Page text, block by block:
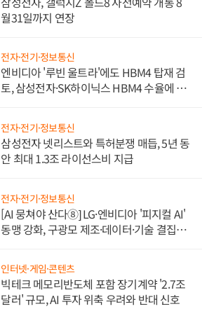
월31일까지 연장
전자·전기·정보통신
엔비디아 '루빈 울트라'에도 HBM4 탑재 검
토, 삼성전자·SK하이닉스 HBM4 수율에 주
전자·전기·정보통신
삼성전자 넷리스트와 특허분쟁 매듭, 5년 동
안 최대 1.3조 라이선스비 지급
전자·전기·정보통신
[AI 뭉쳐야 산다⑧] LG·엔비디아 '피지컬 AI'
동맹 강화, 구광모 제조·데이터·기술 결집
인터넷·게임·콘텐츠
빅테크 메모리반도체 포함 장기계약 '2.7조
달러' 규모, AI 투자 위축 우려와 반대 신호